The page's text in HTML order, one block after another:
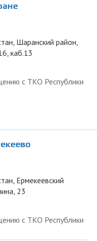
Шаранский район,
каб.13
с ТКО Республики
Ермекеевский
23
с ТКО Республики